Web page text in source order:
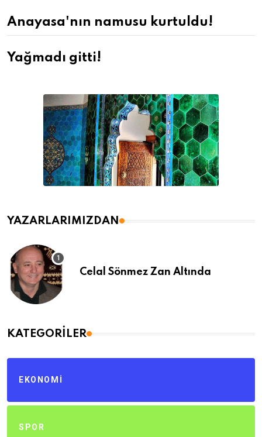
Anayasa'nın namusu kurtuldu!
Yağmadı gitti!
YAZARLARIMIZDAN
Celal Sönmez Zan Altında
KATEGORILER
EKONOMI
SPOR